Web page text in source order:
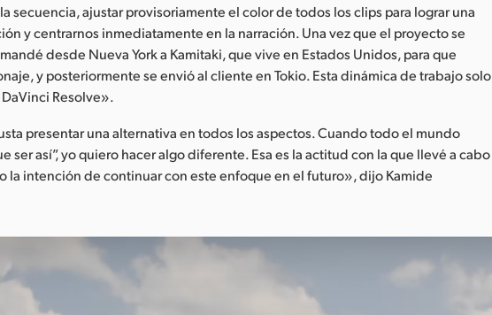
secuencia, ajustar provisoriamente el color de todos los clips para lograr una
y centrarnos inmediatamente en la narración. Una vez que el proyecto se
desde Nueva York a Kamitaki, que vive en Estados Unidos, para que
y posteriormente se envió al cliente en Tokio. Esta dinámica de trabajo solo
Resolve».
presentar una alternativa en todos los aspectos. Cuando todo el mundo
ser así”, yo quiero hacer algo diferente. Esa es la actitud con la que llevé a cabo
la intención de continuar con este enfoque en el futuro», dijo Kamide